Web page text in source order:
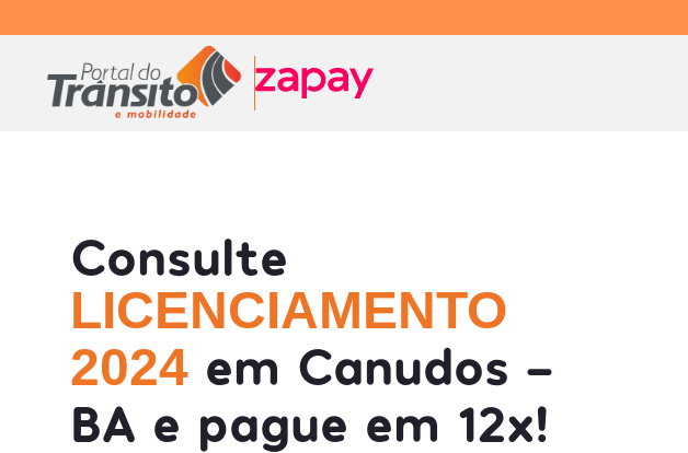
Consulte
LICENCIAMENTO
2024 em Canudos -
BA e pague em 12x!